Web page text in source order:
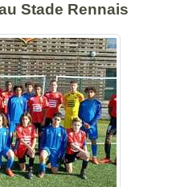
Stade Rennais